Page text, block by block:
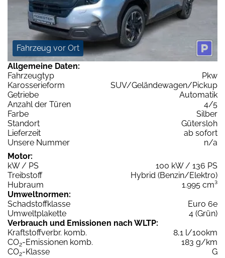
Fahrzeug vor Ort
Allgemeine Daten:
Fahrzeugtyp
Pkw
Karosserieform
SUV/Geländewagen/Pickup
Getriebe
Automatik
Anzahl der Türen
4/5
Farbe
Silber
Standort
Gütersloh
Lieferzeit
ab sofort
Unsere Nummer
n/a
Motor:
kW / PS
100 kW / 136 PS
Treibstoff
Hybrid (Benzin/Elektro)
Hubraum
1.995 cm³
Umweltnormen:
Schadstoffklasse
Euro 6e
Umweltplakette
4 (Grün)
Verbrauch und Emissionen nach WLTP:
Kraftstoffverbr. komb.
8,1 l/100km
CO2-Emissionen komb.
183 g/km
CO2-Klasse
G